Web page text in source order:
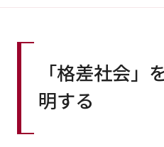
「格差社会」
明する